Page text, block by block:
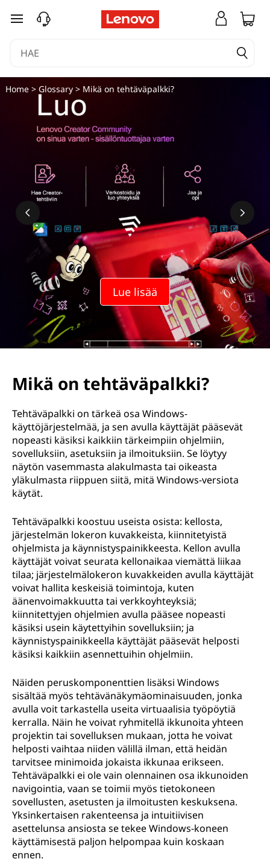
M
ä
p
siirry pääsisältöön
Lue lisää
Home> Glossary> Mikä on tehtäväpalkki?
Mikä on tehtäväpalkki?
Tehtäväpalkki on tärkeä osa Windows-
käyttöjärjestelmää, ja sen avulla käyttäjät pääsevät
nopeasti käsiksi kaikkiin tärkeimpiin ohjelmiin,
sovelluksiin, asetuksiin ja ilmoituksiin. Se löytyy
näytön vasemmasta alakulmasta tai oikeasta
yläkulmasta riippuen siitä, mitä Windows-versiota
käytät.
Tehtäväpalkki koostuu useista osista: kellosta,
järjestelmän lokeron kuvakkeista, kiinnitetyistä
ohjelmista ja käynnistyspainikkeesta. Kellon avulla
käyttäjät voivat seurata kellonaikaa viemättä liikaa
tilaa; järjestelmälokeron kuvakkeiden avulla käyttäjät
voivat hallita keskeisiä toimintoja, kuten
äänenvoimakkuutta tai verkkoyhteyksiä;
kiinnitettyjen ohjelmien avulla pääsee nopeasti
käsiksi usein käytettyihin sovelluksiin; ja
käynnistyspainikkeella käyttäjät pääsevät helposti
käsiksi kaikkiin asennettuihin ohjelmiin.
Näiden peruskomponenttien lisäksi Windows
sisältää myös tehtävänäkymäominaisuuden, jonka
avulla voit tarkastella useita virtuaalisia työpöytiä
kerralla. Näin he voivat ryhmitellä ikkunoita yhteen
projektin tai sovelluksen mukaan, jotta he voivat
helposti vaihtaa niiden välillä ilman, että heidän
tarvitsee minimoida jokaista ikkunaa erikseen.
Tehtäväpalkki ei ole vain olennainen osa ikkunoiden
navigointia, vaan se toimii myös tietokoneen
sovellusten, asetusten ja ilmoitusten keskuksena.
Yksinkertaisen rakenteensa ja intuitiivisen
asettelunsa ansiosta se tekee Windows-koneen
käyttämisestä paljon helpompaa kuin koskaan
ennen.